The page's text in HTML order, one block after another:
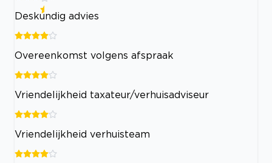
Deskundig advies
Overeenkomst volgens afspraak
Vriendelijkheid taxateur/verhuisadviseur
Vriendelijkheid verhuisteam